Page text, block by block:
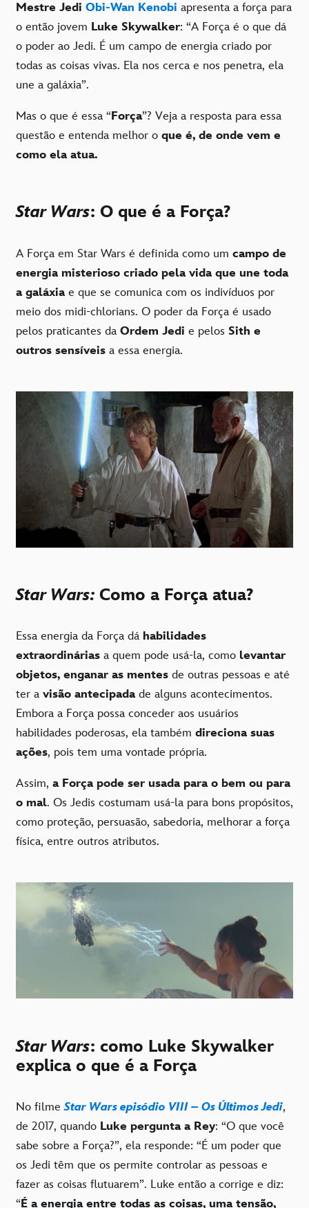
Mestre Jedi Obi-Wan Kenobi apresenta a força para
o então jovem Luke Skywalker: “A Força é o que dá
o poder ao Jedi. É um campo de energia criado por
todas as coisas vivas. Ela nos cerca e nos penetra, ela
une a galáxia”.
Mas o que é essa “Força”? Veja a resposta para essa
questão e entenda melhor o que é, de onde vem e
como ela atua.
Star Wars: O que é a Força?
A Força em Star Wars é definida como um campo de
energia misterioso criado pela vida que une toda
a galáxia e que se comunica com os indivíduos por
meio dos midi-chlorians. O poder da Força é usado
pelos praticantes da Ordem Jedi e pelos Sith e
outros sensíveis a essa energia.
Star Wars: Como a Força atua?
Essa energia da Força dá habilidades
extraordinárias a quem pode usá-la, como levantar
objetos, enganar as mentes de outras pessoas e até
ter a visão antecipadade alguns acontecimentos.
Embora a Força possa conceder aos usuários
habilidades poderosas, ela também direciona suas
ações, pois tem uma vontade própria.
Assim, a Força pode ser usada para o bem ou para
o mal. Os Jedis costumam usá-la para bons propósitos,
como proteção, persuasão, sabedoria, melhorar a força
física, entre outros atributos.
Star Wars: como Luke Skywalker
explica o que é a Força
No filmeStar Wars episódio VIII – Os Últimos Jedi,
de 2017, quando Luke pergunta a Rey: “O que você
sabe sobre a Força?”, ela responde: “É um poder que
os Jedi têm que os permite controlar as pessoas e
fazer as coisas flutuarem”. Luke então a corrige e diz:
“É a energia entre todas as coisas, uma tensão,